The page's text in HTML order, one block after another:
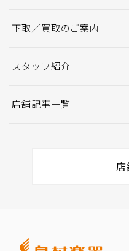
下取／買取のご案内
スタッフ紹介
店舗記事一覧